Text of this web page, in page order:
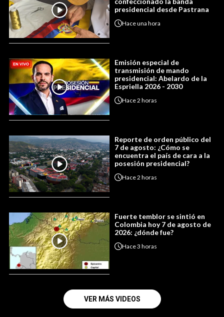
presidencial desde Pastrana
Haceuna hora
Emisión especial de
transmisión de mando
presidencial: Abelardo de la
Espriella 2026 - 2030
Hace2 horas
Reporte de orden público del
7 de agosto: ¿Cómo se
encuentra el país de cara a la
posesión presidencial?
Hace2 horas
Fuerte temblor se sintió en
Colombia hoy 7 de agosto de
2026: ¿dónde fue?
Hace3 horas
VER MÁS VIDEOS